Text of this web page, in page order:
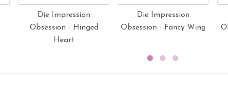
Die Impression
Obsession - Hinged
Heart
Die Impression
Obsession - Fancy Wing